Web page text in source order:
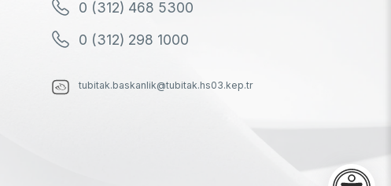
0 (312) 468 5300
0 (312) 298 1000
tubitak.baskanlik@tubitak.hs03.kep.tr